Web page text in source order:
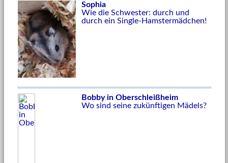
Sophia
Wie die Schwester: durch und
durch ein Single-Hamstermädchen!
Bobby in Oberschleißheim
Wo sind seine zukünftigen Mädels?